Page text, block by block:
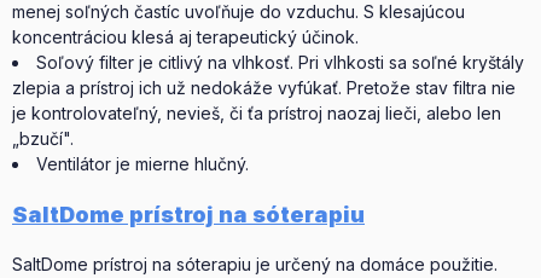
menej soľných častíc uvoľňuje do vzduchu. S klesajúcou
koncentráciou klesá aj terapeutický účinok.
Soľový filter je citlivý na vlhkosť. Pri vlhkosti sa soľné kryštály
zlepia a prístroj ich už nedokáže vyfúkať. Pretože stav filtra nie
je kontrolovateľný, nevieš, či ťa prístroj naozaj lieči, alebo len
„bzučí".
Ventilátor je mierne hlučný.
SaltDome prístroj na sóterapiu
SaltDome prístroj na sóterapiu je určený na domáce použitie.